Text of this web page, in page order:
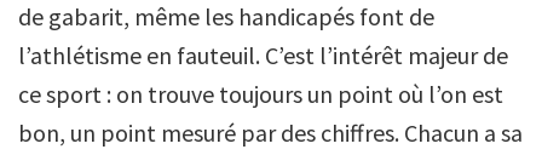
de gabarit, même les handicapés font de
l’athlétisme en fauteuil. C’est l’intérêt majeur de
ce sport : on trouve toujours un point où l’on est
bon, un point mesuré par des chiffres. Chacun a sa